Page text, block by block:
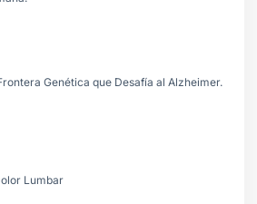
Genética que Desafía al Alzheimer.
Lumbar